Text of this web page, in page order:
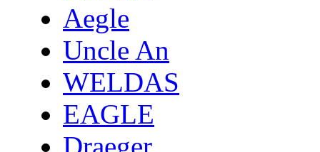
Aegle
Uncle An
WELDAS
EAGLE